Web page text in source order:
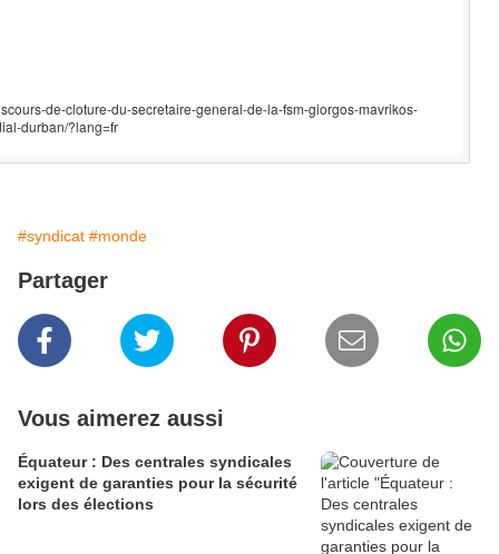
de-cloture-du-secretaire-general-de-la-fsm-giorgos-mavrikos-
durban/?lang=fr
#syndicat #monde
Partager
Vous aimerez aussi
Équateur : Des centrales syndicales
exigent de garanties pour la sécurité
lors des élections